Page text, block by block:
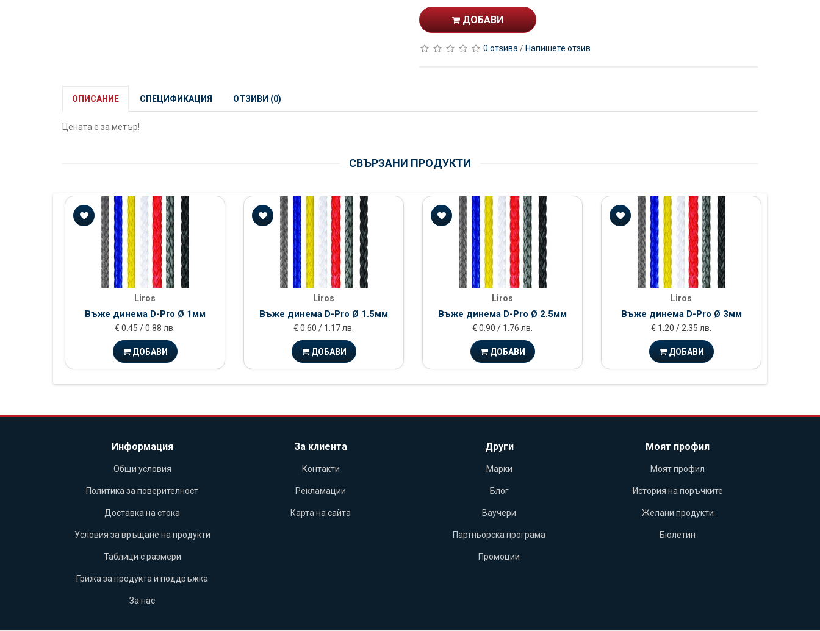
ДОБАВИ
0 отзива / Напишете отзив
ОПИСАНИЕ СПЕЦИФИКАЦИЯ ОТЗИВИ (0)
Цената е за метър!
СВЪРЗАНИ ПРОДУКТИ
Liros
Въже динема D-Pro Ø 1мм
€ 0.45 / 0.88 лв.
ДОБАВИ
Liros
Въже динема D-Pro Ø 1.5мм
€ 0.60 / 1.17 лв.
ДОБАВИ
Liros
Въже динема D-Pro Ø 2.5мм
€ 0.90 / 1.76 лв.
ДОБАВИ
Liros
Въже динема D-Pro Ø 3мм
€ 1.20 / 2.35 лв.
ДОБАВИ
Информация
Общи условия
Политика за поверителност
Доставка на стока
Условия за връщане на продукти
Таблици с размери
Грижа за продукта и поддръжка
За нас
За клиента
Контакти
Рекламации
Карта на сайта
Други
Марки
Блог
Ваучери
Партньорска програма
Промоции
Моят профил
Моят профил
История на поръчките
Желани продукти
Бюлетин